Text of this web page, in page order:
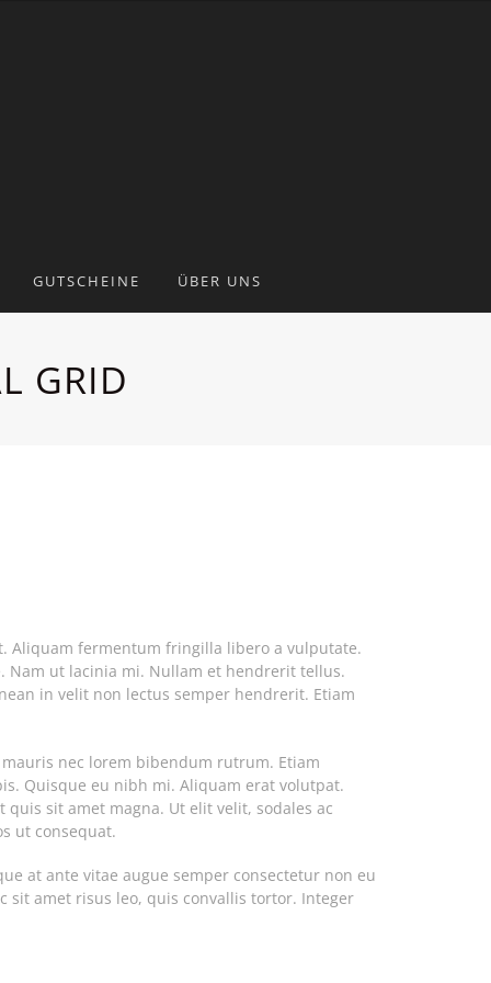
GUTSCHEINE ÜBER UNS
GRID
Aliquam fermentum fringilla libero a vulputate.
ut lacinia mi. Nullam et hendrerit tellus.
in velit non lectus semper hendrerit. Etiam
nec lorem bibendum rutrum. Etiam
Quisque eu nibh mi. Aliquam erat volutpat.
sit amet magna. Ut elit velit, sodales ac
ut consequat.
at ante vitae augue semper consectetur non eu
sit amet risus leo, quis convallis tortor. Integer